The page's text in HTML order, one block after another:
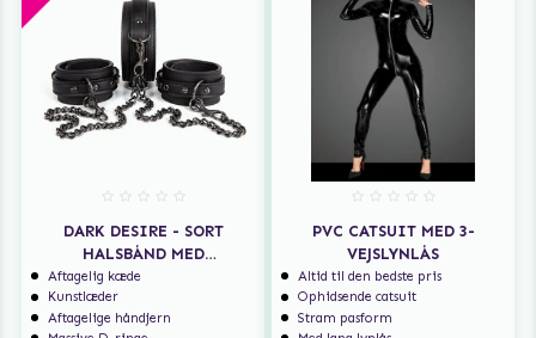
DARK DESIRE - SORT
HALSBÅND MED
FODMANCHETTER
Aftagelig kæde
Kunstlæder
Aftagelige håndjern
PVC CATSUIT MED 3-
VEJSLYNLÅS
Altid til den bedste pris
Ophidsende catsuit
Stram pasform